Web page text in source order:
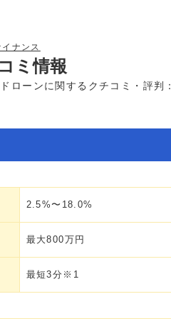
ナンス
ミ情報
ローンに関するクチコミ・評判：
2.5%〜18.0%
最大800万円
最短3分※1